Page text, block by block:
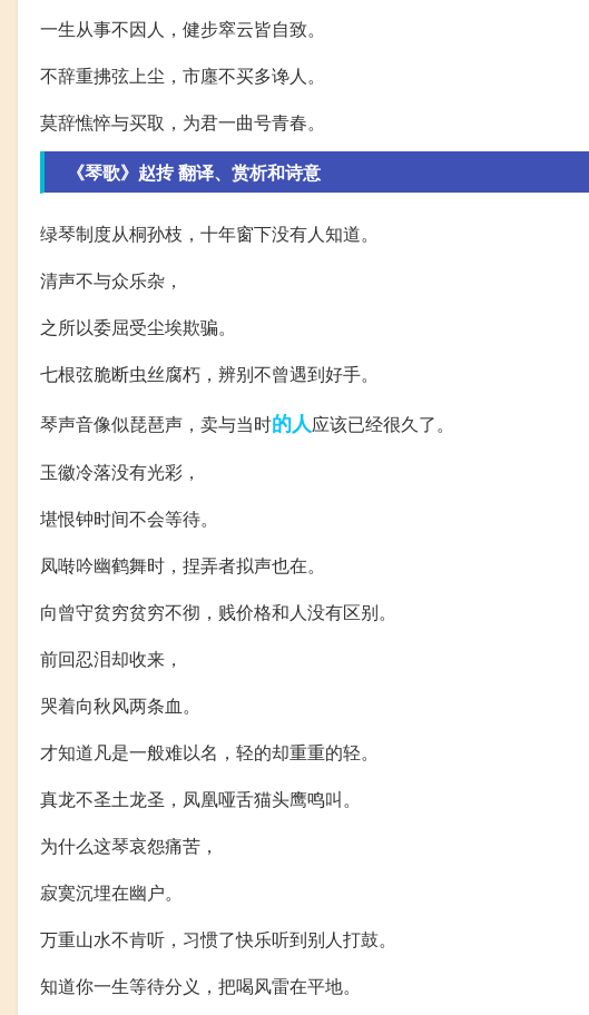
一生从事不因人，健步窣云皆自致。
不辞重拂弦上尘，市廛不买多谗人。
莫辞憔悴与买取，为君一曲号青春。
《琴歌》赵抟 翻译、赏析和诗意
绿琴制度从桐孙枝，十年窗下没有人知道。
清声不与众乐杂，
之所以委屈受尘埃欺骗。
七根弦脆断虫丝腐朽，辨别不曾遇到好手。
琴声音像似琵琶声，卖与当时的人应该已经很久了。
玉徽冷落没有光彩，
堪恨钟时间不会等待。
凤啭吟幽鹤舞时，捏弄者拟声也在。
向曾守贫穷贫穷不彻，贱价格和人没有区别。
前回忍泪却收来，
哭着向秋风两条血。
才知道凡是一般难以名，轻的却重重的轻。
真龙不圣土龙圣，凤凰哑舌猫头鹰鸣叫。
为什么这琴哀怨痛苦，
寂寞沉埋在幽户。
万重山水不肯听，习惯了快乐听到别人打鼓。
知道你一生等待分义，把喝风雷在平地。